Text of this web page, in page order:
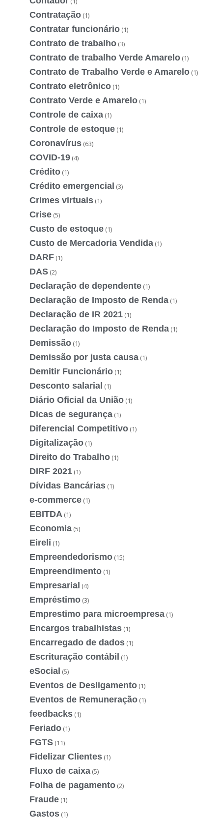
Contratação (1)
Contratar funcionário (1)
Contrato de trabalho (3)
Contrato de trabalho Verde Amarelo (1)
Contrato de Trabalho Verde e Amarelo (1)
Contrato eletrônico (1)
Contrato Verde e Amarelo (1)
Controle de caixa (1)
Controle de estoque (1)
Coronavírus (63)
COVID-19 (4)
Crédito (1)
Crédito emergencial (3)
Crimes virtuais (1)
Crise (5)
Custo de estoque (1)
Custo de Mercadoria Vendida (1)
DARF (1)
DAS (2)
Declaração de dependente (1)
Declaração de Imposto de Renda (1)
Declaração de IR 2021 (1)
Declaração do Imposto de Renda (1)
Demissão (1)
Demissão por justa causa (1)
Demitir Funcionário (1)
Desconto salarial (1)
Diário Oficial da União (1)
Dicas de segurança (1)
Diferencial Competitivo (1)
Digitalização (1)
Direito do Trabalho (1)
DIRF 2021 (1)
Dívidas Bancárias (1)
e-commerce (1)
EBITDA (1)
Economia (5)
Eireli (1)
Empreendedorismo (15)
Empreendimento (1)
Empresarial (4)
Empréstimo (3)
Emprestimo para microempresa (1)
Encargos trabalhistas (1)
Encarregado de dados (1)
Escrituração contábil (1)
eSocial (5)
Eventos de Desligamento (1)
Eventos de Remuneração (1)
feedbacks (1)
Feriado (1)
FGTS (11)
Fidelizar Clientes (1)
Fluxo de caixa (5)
Folha de pagamento (2)
Fraude (1)
Gastos (1)